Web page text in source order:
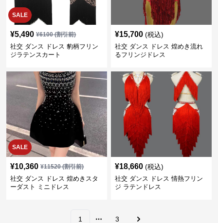
SALE
¥5,490 ¥6100(割引前)
社交 ダンス ドレス 豹柄フリン
ジラテンスカート
¥15,700 (税込)
社交 ダンス ドレス 煌めき流れ
るフリンジドレス
SALE
¥10,360 ¥11520(割引前)
社交 ダンス ドレス 煌めきスタ
ーダスト ミニドレス
¥18,660 (税込)
社交 ダンス ドレス 情熱フリン
ジ ラテンドレス
1 3